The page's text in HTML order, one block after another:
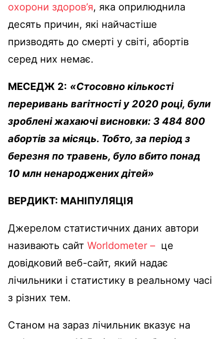
охорони здоров’я, яка оприлюднила
десять причин, які найчастіше
призводять до смерті у світі, абортів
серед них немає.
МЕСЕДЖ 2: «Стосовно кількості
переривань вагітності у 2020 році, були
зроблені жахаючі висновки: 3 484 800
абортів за місяць. Тобто, за період з
березня по травень, було вбито понад
10 млн ненароджених дітей»
ВЕРДИКТ: МАНІПУЛЯЦІЯ
Джерелом статистичних даних автори
називають сайт Worldometer – це
довідковий веб-сайт, який надає
лічильники і статистику в реальному часі
з різних тем.
Станом на зараз лічильник вказує на